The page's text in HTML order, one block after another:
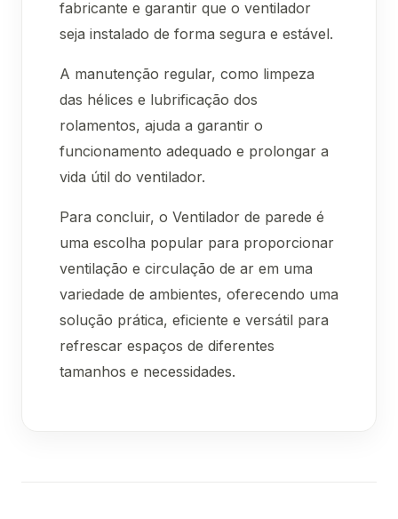
fabricante e garantir que o ventilador
seja instalado de forma segura e estável.
A manutenção regular, como limpeza
das hélices e lubrificação dos
rolamentos, ajuda a garantir o
funcionamento adequado e prolongar a
vida útil do ventilador.
Para concluir, o Ventilador de parede é
uma escolha popular para proporcionar
ventilação e circulação de ar em uma
variedade de ambientes, oferecendo uma
solução prática, eficiente e versátil para
refrescar espaços de diferentes
tamanhos e necessidades.